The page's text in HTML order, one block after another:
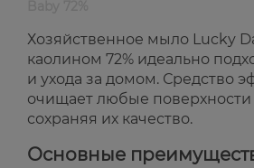
Хозяйственное мыло Lucky
каолином 72% идеально
и ухода за домом. Средство
очищает любые поверхности
сохраняя их качество.
Основные